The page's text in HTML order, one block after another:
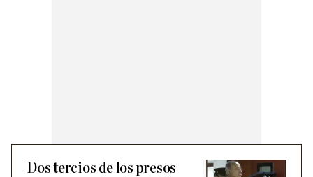
Dos tercios de los presos